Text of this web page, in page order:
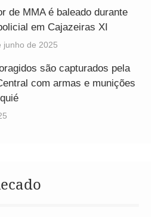
de MMA é baleado durante
em Cajazeiras XI
junho de 2025
são capturados pela
com armas e munições